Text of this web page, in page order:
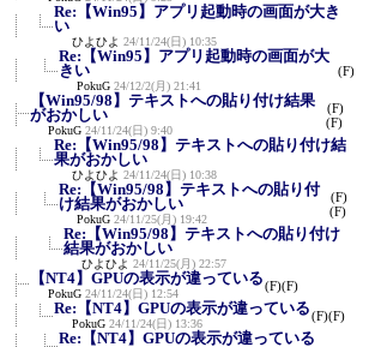
Re:【Win95】アプリ起動時の画面が大き
い
ひよひよ 24/11/24(日) 10:35
Re:【Win95】アプリ起動時の画面が大
きい
PokuG 24/12/2(月) 21:41
(F)
【Win95/98】テキストへの貼り付け結果
がおかしい
PokuG 24/11/24(日) 9:40
(F)
(F)
Re:【Win95/98】テキストへの貼り付け結
果がおかしい
ひよひよ 24/11/24(日) 10:38
Re:【Win95/98】テキストへの貼り付
け結果がおかしい
PokuG 24/11/25(月) 19:42
(F)
(F)
Re:【Win95/98】テキストへの貼り付け
結果がおかしい
ひよひよ 24/11/25(月) 22:57
【NT4】GPUの表示が違っている
PokuG 24/11/24(日) 12:54
(F)(F)
Re:【NT4】GPUの表示が違っている
PokuG 24/11/24(日) 13:36
(F)(F)
Re:【NT4】GPUの表示が違っている